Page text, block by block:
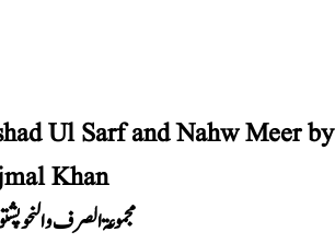
Ul Sarf and Nahw Meer by
Khan
مجموعۃ الصرف والنحو